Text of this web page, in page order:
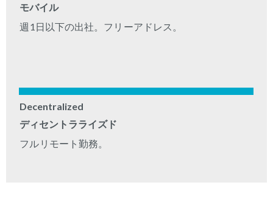
モバイル
週 1 日以下の出社。フリーアドレス。
Decentralized
ディセントラライズド
フルリモート勤務。